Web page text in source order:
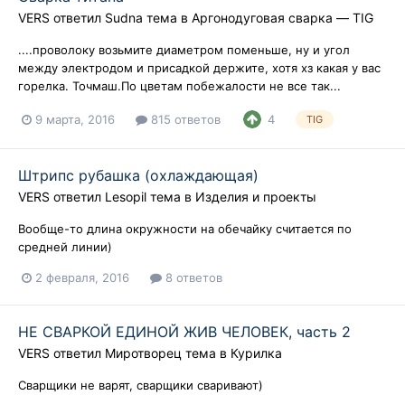
VERS ответил Sudna тема в Аргонодуговая сварка — TIG
....проволоку возьмите диаметром поменьше, ну и угол
между электродом и присадкой держите, хотя хз какая у вас
горелка. Точмаш.По цветам побежалости не все так...
9 марта, 2016 815 ответов 4 TIG
Штрипс рубашка (охлаждающая)
VERS ответил Lesopil тема в Изделия и проекты
Вообще-то длина окружности на обечайку считается по
средней линии)
2 февраля, 2016 8 ответов
НЕ СВАРКОЙ ЕДИНОЙ ЖИВ ЧЕЛОВЕК, часть 2
VERS ответил Миротворец тема в Курилка
Сварщики не варят, сварщики сваривают)